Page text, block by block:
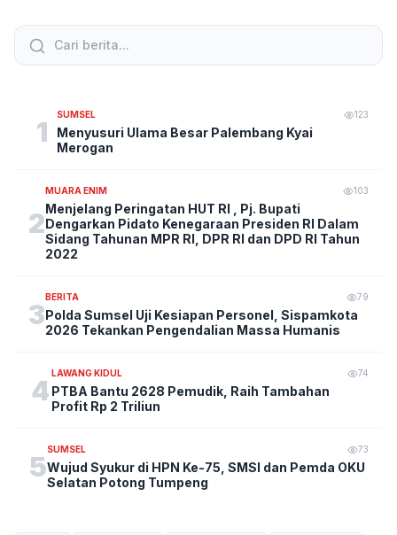
1
SUMSEL 123
Menyusuri Ulama Besar Palembang Kyai
Merogan
2
MUARA ENIM 103
Menjelang Peringatan HUT RI , Pj. Bupati
Dengarkan Pidato Kenegaraan Presiden RI Dalam
Sidang Tahunan MPR RI, DPR RI dan DPD RI Tahun
2022
3
BERITA 79
Polda Sumsel Uji Kesiapan Personel, Sispamkota
2026 Tekankan Pengendalian Massa Humanis
4
LAWANG KIDUL 74
PTBA Bantu 2628 Pemudik, Raih Tambahan
Profit Rp 2 Triliun
5
SUMSEL 73
Wujud Syukur di HPN Ke-75, SMSI dan Pemda OKU
Selatan Potong Tumpeng